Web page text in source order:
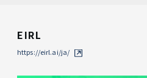
Design
EIRL
https://eirl.ai/ja/